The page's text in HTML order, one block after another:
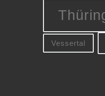
Vessertal